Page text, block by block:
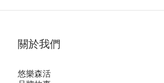
關於我們
悠樂森活